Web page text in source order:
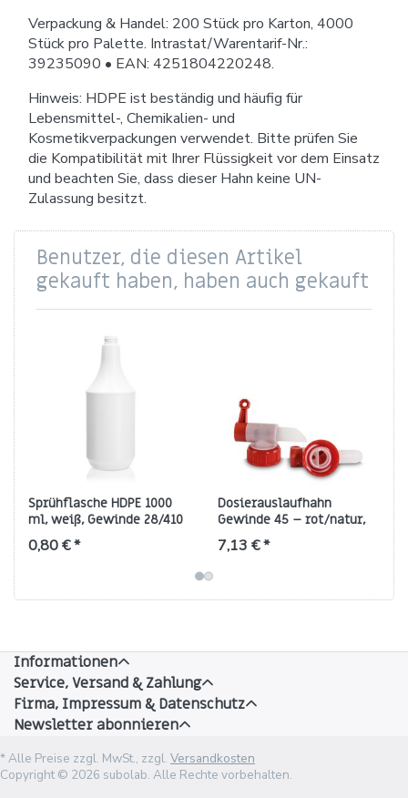
Verpackung & Handel: 200 Stück pro Karton, 4000
Stück pro Palette. Intrastat/Warentarif-Nr.:
39235090 • EAN: 4251804220248.
Hinweis: HDPE ist beständig und häufig für
Lebensmittel-, Chemikalien- und
Kosmetikverpackungen verwendet. Bitte prüfen Sie
die Kompatibilität mit Ihrer Flüssigkeit vor dem Einsatz
und beachten Sie, dass dieser Hahn keine UN-
Zulassung besitzt.
Benutzer, die diesen Artikel
gekauft haben, haben auch gekauft
Sprühflasche HDPE 1000
ml, weiß, Gewinde 28/410
(hohe Form, 50 g)
0,80 € *
Dosierauslaufhahn
Gewinde 45 – rot/natur,
HDPE
7,13 € *
Informationen
Service, Versand & Zahlung
Firma, Impressum & Datenschutz
Newsletter abonnieren
* Alle Preise zzgl. MwSt., zzgl. Versandkosten
Copyright © 2026 subolab. Alle Rechte vorbehalten.